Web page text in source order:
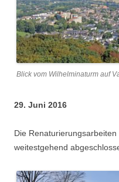
Blick vom Wilhelminaturm auf
29. Juni 2016
Die
weitestgehend